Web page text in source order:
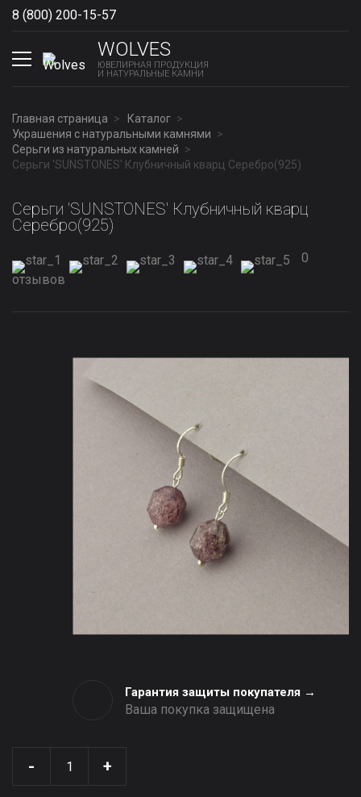
8 (800) 200-15-57
WOLVES
ЮВЕЛИРНАЯ ПРОДУКЦИЯ
И НАТУРАЛЬНЫЕ КАМНИ
Главная страница
Каталог
Украшения с натуральными камнями
Серьги из натуральных камней
Серьги 'SUNSTONES' Клубничный кварц Серебро(925)
Серьги 'SUNSTONES' Клубничный кварц
Серебро(925)
0
отзывов
Гарантия защиты покупателя →
Ваша покупка защищена
- +